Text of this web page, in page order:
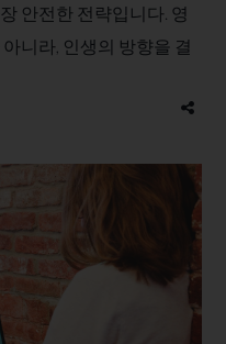
안전한 전략입니다. 영
니라, 인생의 방향을 결